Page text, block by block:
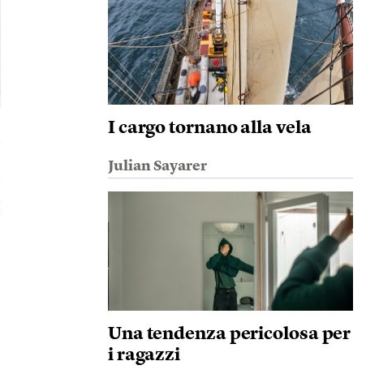
I cargo tornano alla vela
Julian Sayarer
Una tendenza pericolosa per
i ragazzi